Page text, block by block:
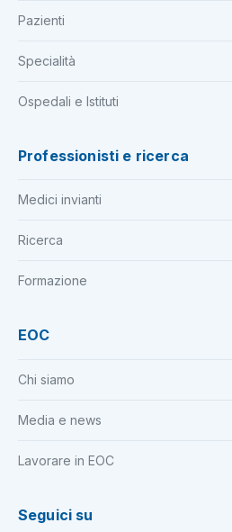
Pazienti
Specialità
Ospedali e Istituti
Professionisti e ricerca
Medici invianti
Ricerca
Formazione
EOC
Chi siamo
Media e news
Lavorare in EOC
Seguici su